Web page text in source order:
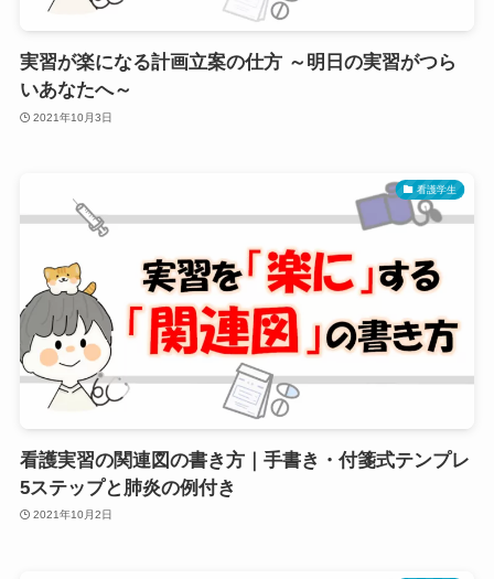
実習が楽になる計画立案の仕方 ～明日の実習がつら
いあなたへ～
2021年10月3日
看護学生
看護実習の関連図の書き方｜手書き・付箋式テンプレ
5ステップと肺炎の例付き
2021年10月2日